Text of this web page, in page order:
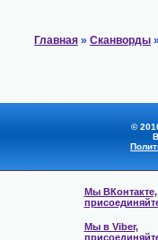
Главная » Сканворды
©
Мы ВКонтакте,
Мы в Viber,